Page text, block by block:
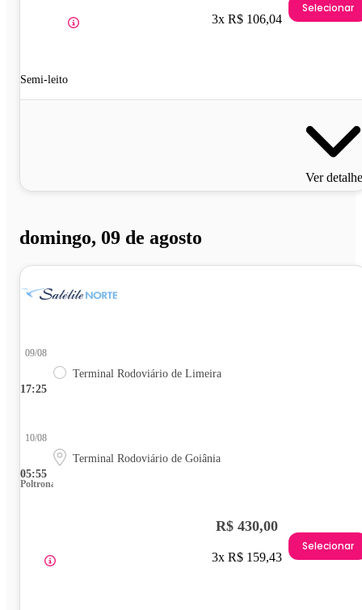
Semi-leito
3x R$ 106,04
Selecionar
Ver
domingo, 09 de agosto
17:25
09/08
Terminal Rodoviário de Limeira
05:55
10/08
Terminal Rodoviário de Goiânia
Poltrona
R$ 430,00
3x R$ 159,43
Selecionar